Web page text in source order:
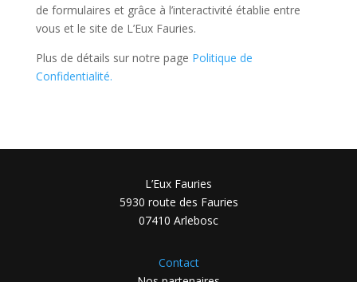
de formulaires et grâce à l’interactivité établie entre
vous et le site de L’Eux Fauries.
Plus de détails sur notre page Politique de
Confidentialité.
L’Eux Fauries
5930 route des Fauries
07410 Arlebosc
Contact